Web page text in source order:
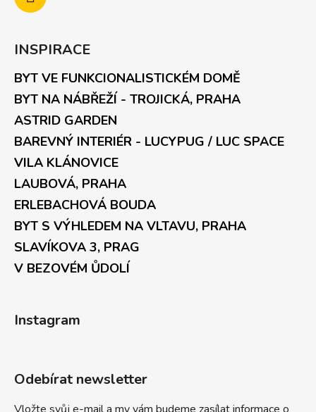
INSPIRACE
BYT VE FUNKCIONALISTICKÉM DOMĚ
BYT NA NÁBŘEŽÍ - TROJICKÁ, PRAHA
ASTRID GARDEN
BAREVNÝ INTERIÉR - LUCYPUG / LUC SPACE
VILA KLÁNOVICE
LAUBOVÁ, PRAHA
ERLEBACHOVÁ BOUDA
BYT S VÝHLEDEM NA VLTAVU, PRAHA
SLAVÍKOVA 3, PRAG
V BEZOVÉM ŮDOLÍ
Instagram
Odebírat newsletter